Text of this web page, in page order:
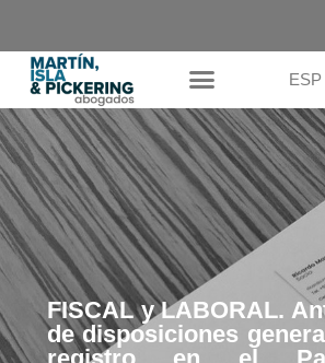
ESP
FISCAL y LABORAL.
de disposiciones